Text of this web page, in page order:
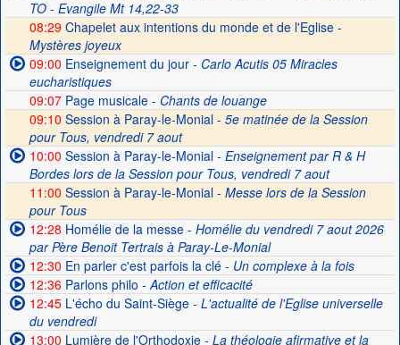
TO - Evangile Mt 14,22-33
08:29 Chapelet aux intentions du monde et de l'Eglise -
Mystères joyeux
09:00 Enseignement du jour- Carlo Acutis 05 Miracles
eucharistiques
09:07Page musicale- Chants de louange
09:10 Session à Paray-le-Monial - 5e matinée de la Session
pour Tous, vendredi 7 aout
10:00 Session à Paray-le-Monial- Enseignement par R & H
Bordes lors de la Session pour Tous, vendredi 7 aout
11:00 Session à Paray-le-Monial - Messe lors de la Session
pour Tous
12:28 Homélie de la messe- Homélie du vendredi 7 aout 2026
par Père Benoit Tertrais à Paray-Le-Monial
12:30 En parler c'est parfois la clé- Un complexe à la fois
12:36Parlons philo - Action et efficacité
12:45L'écho du Saint-Siège- L'actualité de l'Eglise universelle
du vendredi
13:00 Lumière de l'Orthodoxie- La théologie afirmative et la